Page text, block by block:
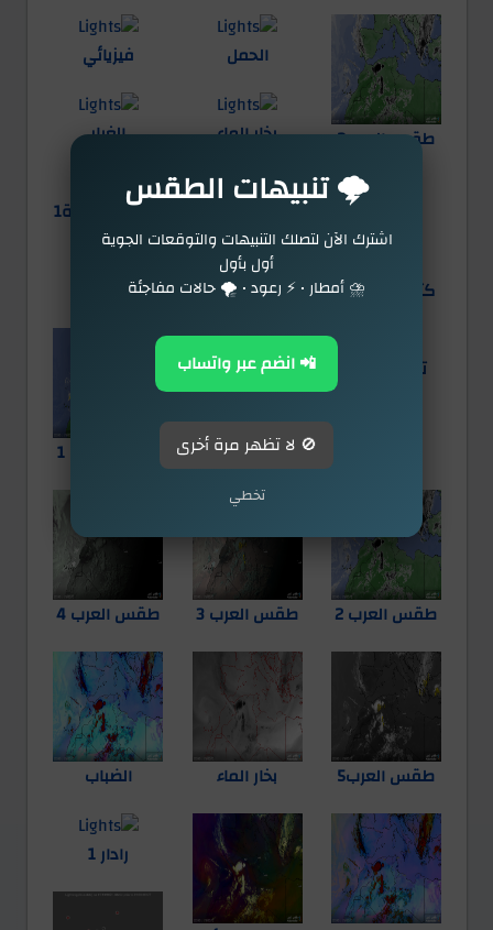
طقس العرب2
الحمل فيزيائي
بخار الماء الغبار
الكتل الهوائية1
كتل الهوائية2 الثلوج مرئي 1
تحت الحمراء السحب الماطرة
طقس العرب 2 طقس العرب 3 طقس العرب 4
طقس العرب5 بخار الماء الضباب
رادار 1
🌩️ تنبيهات الطقس
اشترك الآن لتصلك التنبيهات والتوقعات الجوية
أول بأول
⛈️ أمطار • ⚡ رعود • 🌪️ حالات مفاجئة
📲 انضم عبر واتساب
🚫 لا تظهر مرة أخرى
تخطي